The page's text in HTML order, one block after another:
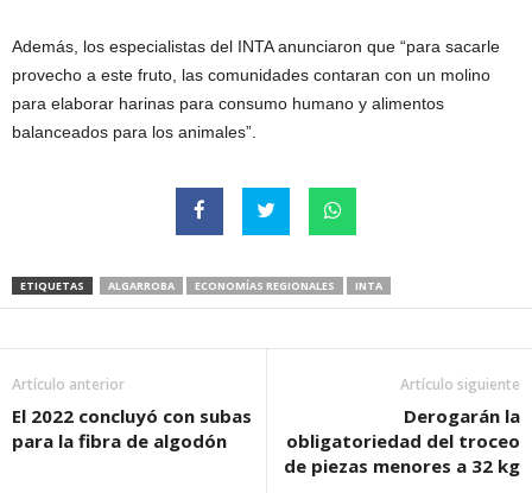
Además, los especialistas del INTA anunciaron que “para sacarle
provecho a este fruto, las comunidades contaran con un molino
para elaborar harinas para consumo humano y alimentos
balanceados para los animales”.
ETIQUETAS ALGARROBA ECONOMÍAS REGIONALES INTA
Artículo anterior
El 2022 concluyó con subas
para la fibra de algodón
Artículo siguiente
Derogarán la
obligatoriedad del troceo
de piezas menores a 32 kg